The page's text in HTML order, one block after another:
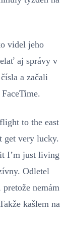
videl jeho
aj správy v
a začali
to the east
get very lucky.
I’m just living
Odletel
nemám
kašlem na